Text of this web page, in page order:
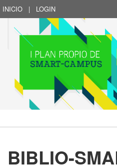
INICIO | LOGIN
BIBLIO-